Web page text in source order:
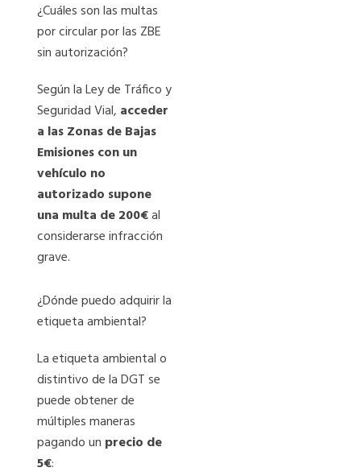
¿Cuáles son las multas
por circular por las ZBE
sin autorización?
Según la Ley de Tráfico y
Seguridad Vial, acceder
a las Zonas de Bajas
Emisiones con un
vehículo no
autorizado supone
una multa de 200€al
considerarse infracción
grave.
¿Dónde puedo adquirir la
etiqueta ambiental?
La etiqueta ambiental o
distintivo de la DGT se
puede obtener de
múltiples maneras
pagando un precio de
5€: